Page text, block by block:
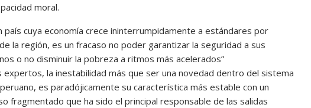
moral.
país cuya economía crece ininterrumpidamente a estándares por
la región, es un fracaso no poder garantizar la seguridad a sus
o no disminuir la pobreza a ritmos más acelerados
expertos, la inestabilidad más que ser una novedad dentro del sistema
es paradójicamente su característica más estable con un
fragmentado que ha sido el principal responsable de las salidas